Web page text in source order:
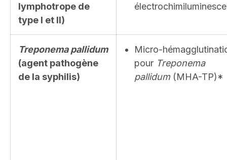
lymphotrope de
type I et II)
Treponema pallidum
(agent pathogène
de la syphilis)
Micro-
pour Treponema
pallidum(MHA-TP)*